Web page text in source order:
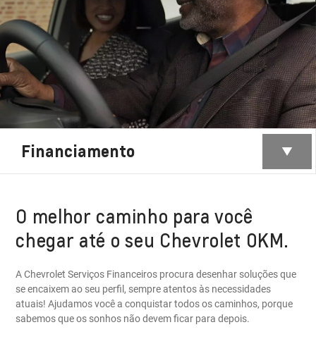
Financiamento
O melhor caminho para você
chegar até o seu Chevrolet 0KM.
A Chevrolet Serviços Financeiros procura desenhar soluções que
se encaixem ao seu perfil, sempre atentos às necessidades
atuais! Ajudamos você a conquistar todos os caminhos, porque
sabemos que os sonhos não devem ficar para depois.